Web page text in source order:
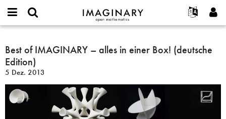
IMAGINARY
open
Français
Español
Türkçe
Programme
Filme
Texte
Projekte
or
username
*
Passwort
*
Neues Benutzerkonto erstellen
Suche
Best
of
IMAGINARY
–
alles
in
Best of IMAGINARY – alles in einer Box! (deutsche
Edition)
5 Dez. 2013